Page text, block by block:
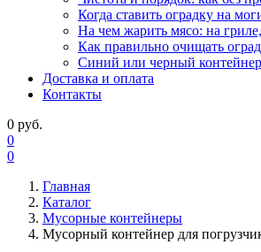
Когда ставить оградку на
На чем жарить мясо: на
Как правильно очищать
Синий или черный
Доставка и оплата
Контакты
0 руб.
0
0
Главная
Каталог
Мусорные контейнеры
Мусорный контейнер для